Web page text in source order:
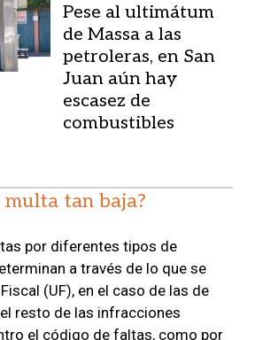
Pese al ultimátum
de Massa a las
petroleras, en San
Juan aún hay
escasez de
combustibles
multa tan baja?
por diferentes tipos de
a través de lo que se
(UF), en el caso de las de
resto de las infracciones
el código de faltas, como por